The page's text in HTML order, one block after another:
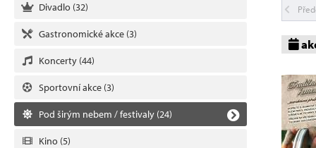
Divadlo (32)
Gastronomické akce (3)
Koncerty (44)
Sportovní akce (3)
Pod širým nebem / festivaly (24)
Kino (5)